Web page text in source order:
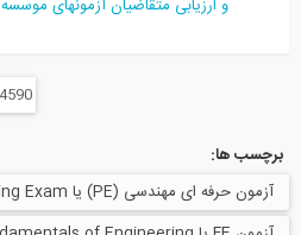
17
و ارزیابی متقاضیان آزمونهای موسسه NCEES آمریکا)
برچسب ها:
آزمون حرفه ای مهندسی (PE) یا Profasional Engineering Exam